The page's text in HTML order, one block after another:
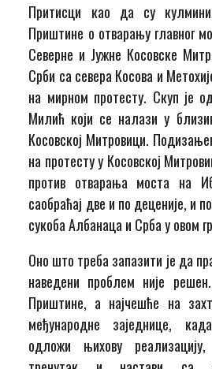
Притисци као да су
Приштине о отварању главног
Северне и Јужне Косовске
Срби са севера Косова и
на мирном протесту. Скуп је
Милић који се налази у
Косовској Митровици.
на протесту у Косовској
против отварања моста на
саобраћај две и по деценије, и
сукоба Албанаца и Срба у овом
Оно што треба запазити је да
наведени проблем није
Приштине, а најчешће на
међународне заједнице,
одложи њихову